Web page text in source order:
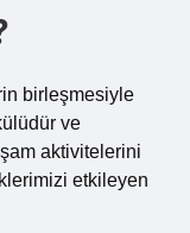
birleşmesiyle
ve
aktivitelerini
etkileyen